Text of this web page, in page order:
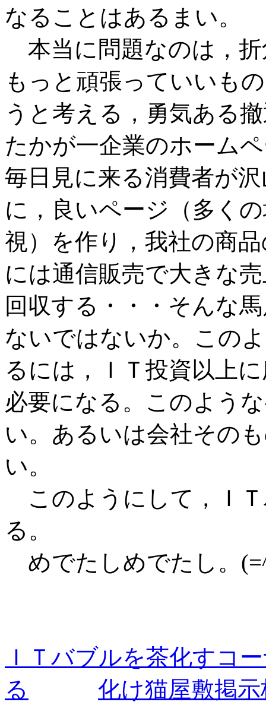
なることはあるまい。
本当に問題なのは，
もっと頑張っていいも
うと考える，勇気ある
たかが一企業のホーム
毎日見に来る消費者が
に，良いページ（多く
視）を作り，我社の商
には通信販売で大きな
回収する・・・そんな
ないではないか。この
るには，ＩＴ投資以上
必要になる。このよう
い。あるいは会社その
い。
このようにして，Ｉ
る。
めでたしめでたし。
ＩＴバブルを茶化すコ
る
化け猫屋敷掲